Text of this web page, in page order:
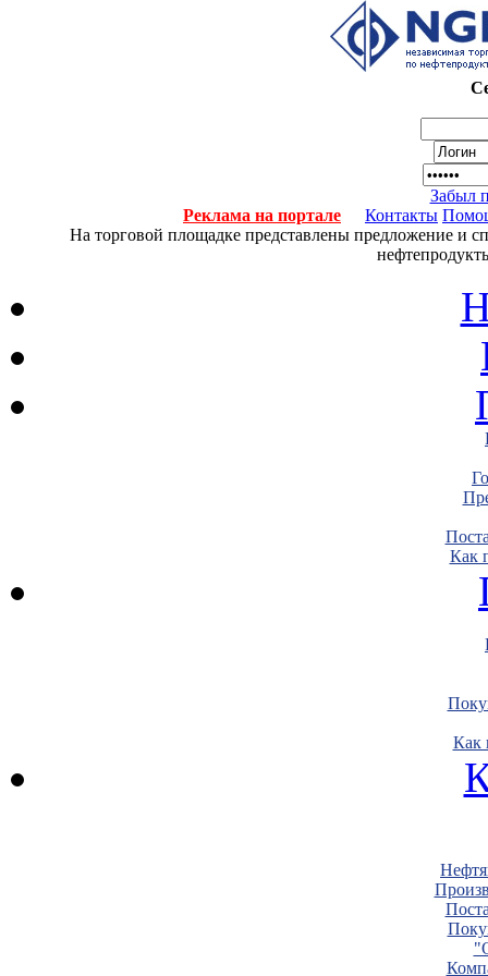
Забыл
Реклама на портале
Контакты
На торговой площадке представлены предложение и
Как
Как